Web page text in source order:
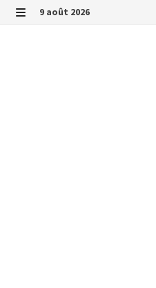
Passer
9 août 2026